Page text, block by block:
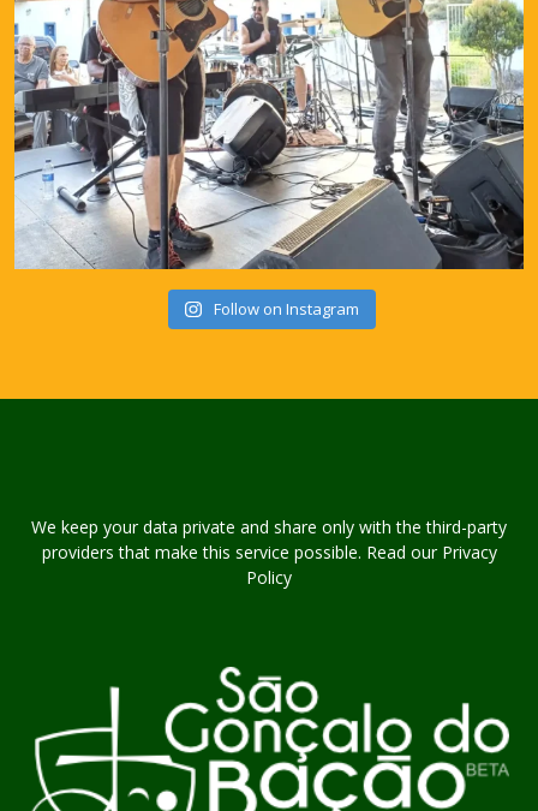
Follow on Instagram
We keep your data private and share only with the third-party
providers that make this service possible. Read our Privacy
Policy